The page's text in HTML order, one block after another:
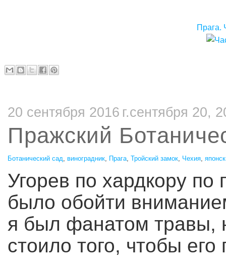
Прага.
20 сентября 2016 г.сентября 20,
Пражский
Ботанический сад виноградник Прага Тройский замок Чехия
Угорев по хардкору
было обойти
я был фанатом травы,
стоило того, чтобы его